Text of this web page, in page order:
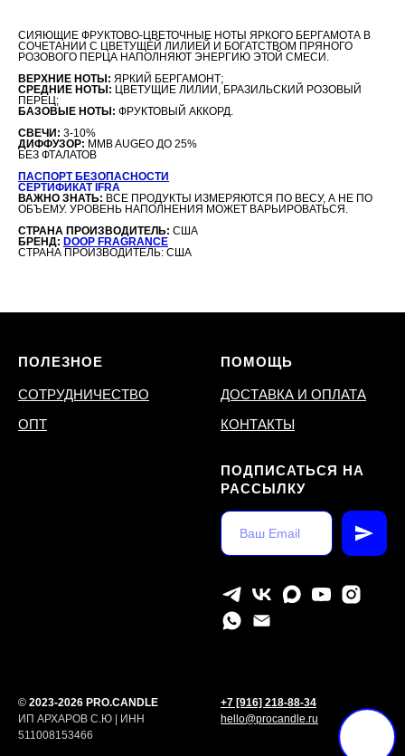
СИЯЮЩИЕ ФРУКТОВО-ЦВЕТОЧНЫЕ НОТЫ ЯРКОГО БЕРГАМОТА В
СОЧЕТАНИИ С ЦВЕТУЩЕЙ ЛИЛИЕЙ И БОГАТСТВОМ ПРЯНОГО
РОЗОВОГО ПЕРЦА НАПОЛНЯЮТ ЭНЕРГИЮ ЭТОЙ СМЕСИ.
ВЕРХНИЕ НОТЫ: ЯРКИЙ БЕРГАМОНТ;
СРЕДНИЕ НОТЫ: ЦВЕТУЩИЕ ЛИЛИИ, БРАЗИЛЬСКИЙ РОЗОВЫЙ
ПЕРЕЦ;
БАЗОВЫЕ НОТЫ: ФРУКТОВЫЙ АККОРД.
СВЕЧИ: 3-10%
ДИФФУЗОР: MMB AUGEO ДО 25%
БЕЗ ФТАЛАТОВ
ПАСПОРТ БЕЗОПАСНОСТИ
СЕРТИФИКАТ IFRA
ВАЖНО ЗНАТЬ: ВСЕ ПРОДУКТЫ ИЗМЕРЯЮТСЯ ПО ВЕСУ, А НЕ ПО
ОБЪЕМУ. УРОВЕНЬ НАПОЛНЕНИЯ МОЖЕТ ВАРЬИРОВАТЬСЯ.
СТРАНА ПРОИЗВОДИТЕЛЬ: США
БРЕНД: DOOP FRAGRANCE
СТРАНА ПРОИЗВОДИТЕЛЬ: США
ПОЛЕЗНОЕ
СОТРУДНИЧЕСТВО
ОПТ
ПОМОЩЬ
ДОСТАВКА И ОПЛАТА
КОНТАКТЫ
ПОДПИСАТЬСЯ НА
РАССЫЛКУ
© 2023-2026 PRO.CANDLE
ИП АРХАРОВ С.Ю | ИНН
511008153466
+7 [916] 218-88-34
hello@procandle.ru